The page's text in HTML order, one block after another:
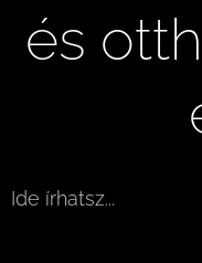
és
Ide írhatsz...